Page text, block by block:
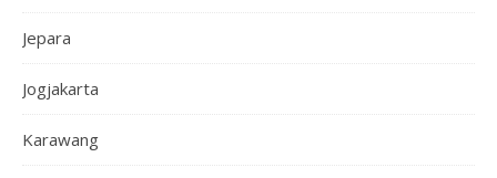
Jepara
Jogjakarta
Karawang